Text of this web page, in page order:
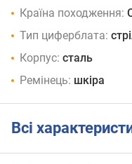
Країна походження:
Тип циферблата:
Корпус: сталь
Ремінець: шкіра
Всі